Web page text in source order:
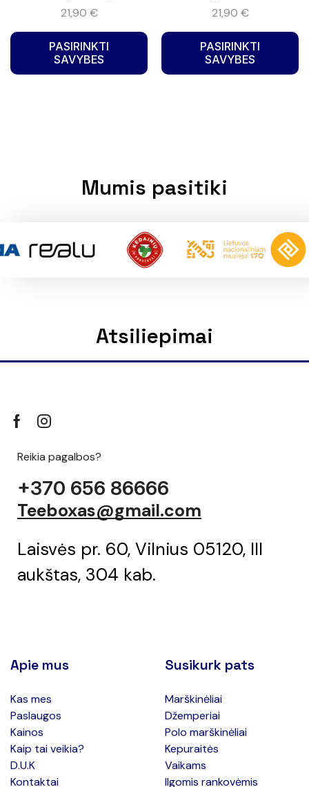
21,90 €
PASIRINKTI
SAVYBES
21,90 €
PASIRINKTI
SAVYBES
Mumis pasitiki
Atsiliepimai
Reikia pagalbos?
+370 656 86666
Teeboxas@gmail.com
Laisvės pr. 60, Vilnius 05120, III
aukštas, 304 kab.
Apie mus
Kas mes
Paslaugos
Kainos
Kaip tai veikia?
D.U.K
Kontaktai
Susikurk pats
Marškinėliai
Džemperiai
Polo marškinėliai
Kepuraitės
Vaikams
Ilgomis rankovėmis